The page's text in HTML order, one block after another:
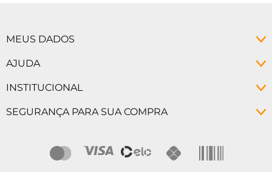
MEUS DADOS
Alterar senha
AJUDA
Prazo de Entrega
INSTITUCIONAL
Empresa
SEGURANÇA PARA SUA COMPRA